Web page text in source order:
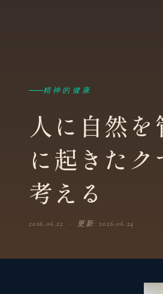
精神的健康
人に自然
に起きた
考える
2026.06.22 · 更新: 2026.06.24